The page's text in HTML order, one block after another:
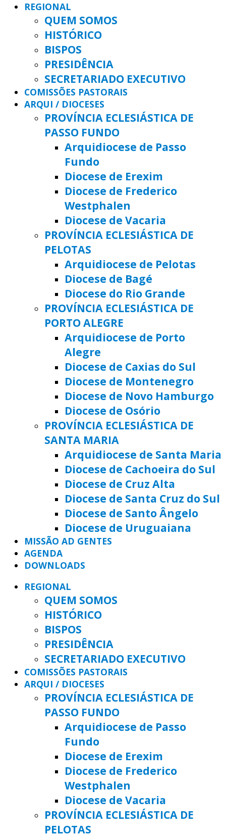
REGIONAL
QUEM SOMOS
HISTÓRICO
BISPOS
PRESIDÊNCIA
SECRETARIADO EXECUTIVO
COMISSÕES PASTORAIS
ARQUI / DIOCESES
PROVÍNCIA ECLESIÁSTICA DE
PASSO FUNDO
Arquidiocese de Passo
Fundo
Diocese de Erexim
Diocese de Frederico
Westphalen
Diocese de Vacaria
PROVÍNCIA ECLESIÁSTICA DE
PELOTAS
Arquidiocese de Pelotas
Diocese de Bagé
Diocese do Rio Grande
PROVÍNCIA ECLESIÁSTICA DE
PORTO ALEGRE
Arquidiocese de Porto
Alegre
Diocese de Caxias do Sul
Diocese de Montenegro
Diocese de Novo Hamburgo
Diocese de Osório
PROVÍNCIA ECLESIÁSTICA DE
SANTA MARIA
Arquidiocese de Santa Maria
Diocese de Cachoeira do Sul
Diocese de Cruz Alta
Diocese de Santa Cruz do Sul
Diocese de Santo Ângelo
Diocese de Uruguaiana
MISSÃO AD GENTES
AGENDA
DOWNLOADS
REGIONAL
QUEM SOMOS
HISTÓRICO
BISPOS
PRESIDÊNCIA
SECRETARIADO EXECUTIVO
COMISSÕES PASTORAIS
ARQUI / DIOCESES
PROVÍNCIA ECLESIÁSTICA DE
PASSO FUNDO
Arquidiocese de Passo
Fundo
Diocese de Erexim
Diocese de Frederico
Westphalen
Diocese de Vacaria
PROVÍNCIA ECLESIÁSTICA DE
PELOTAS